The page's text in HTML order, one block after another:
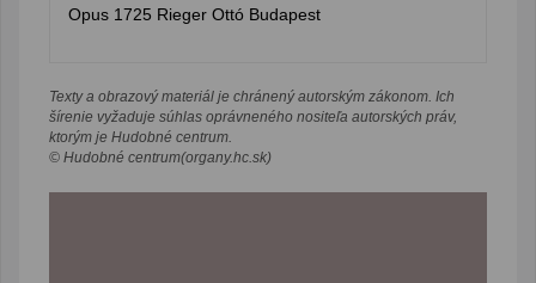
Opus 1725 Rieger Ottó Budapest
Texty a obrazový materiál je chránený autorským zákonom. Ich
šírenie vyžaduje súhlas oprávneného nositeľa autorských práv,
ktorým je Hudobné centrum.
© Hudobné centrum(organy.hc.sk)